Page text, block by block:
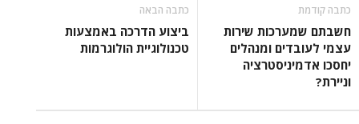
שירות
ומנהלים
ביצוע הדרכה באמצעות
טכנולוגיית הולוגרמות